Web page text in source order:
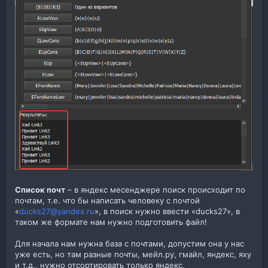
Список почт – в яндекс месенджере поиск происходит по
почтам, т.е. что бы написать человеку с почтой
«ducks27@yandex.ru», в поиск нужно ввести «ducks27», в
таком же формате нам нужно подготовить файл!
Для начала нам нужна база с почтами, допустим она у нас
уже есть, но там разные почты, мейл.ру, гмайл, яндекс, яху
и т.д., нужно отсортировать только яндекс,